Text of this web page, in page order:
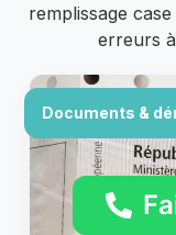
remplissage
erreurs
Documents &